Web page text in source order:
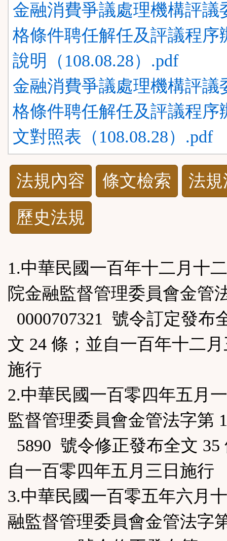
金融消費爭議處理機構評議
格條件聘任解任及評議程序
說明（108.08.28）.pdf
金融消費爭議處理機構評議
格條件聘任解任及評議程序
文對照表（108.08.28）.pdf
法
規
功
按
鈕
區
法規內容 條文檢索
法
歷史法規
1.中華民國一百年十二月十
院金融監督管理委員會金管
0000707321 號令訂定發布
文 24 條；並自一百年十二
施行
2.中華民國一百零四年五月
監督管理委員會金管法字第
5890 號令修正發布全文 35
自一百零四年五月三日施行
3.中華民國一百零五年六月
融監督管理委員會金管法字